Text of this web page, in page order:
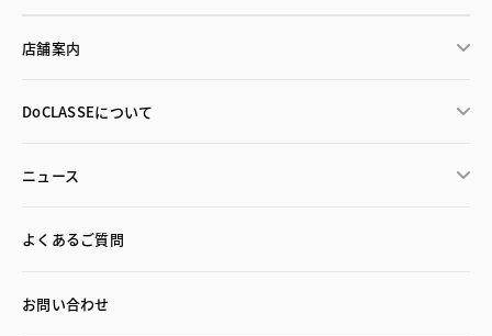
店舗案内
DoCLASSEについて
ニュース
よくあるご質問
お問い合わせ